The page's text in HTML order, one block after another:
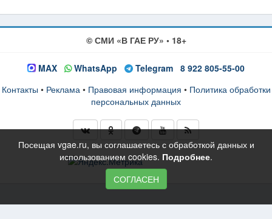
© СМИ «В ГАЕ РУ» • 18+
MAX WhatsApp Telegram 8 922 805-55-00
Контакты • Реклама • Правовая информация • Политика обработки
персональных данных
Посещая vgae.ru, вы соглашаетесь с обработкой данных и
использованием cookies. Подробнее.
СОГЛАСЕН